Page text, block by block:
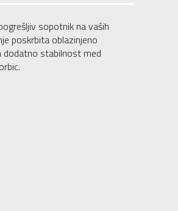
sopotnik na vaših
poskrbita oblazinjeno
dodatno stabilnost med